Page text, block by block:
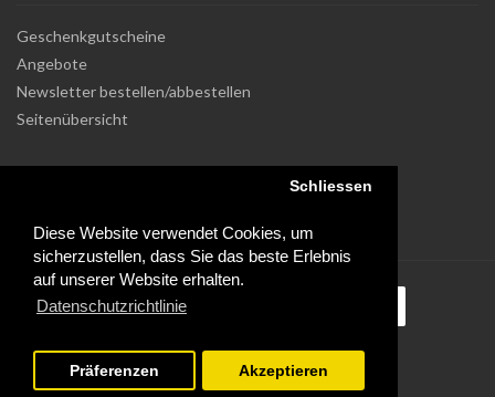
Diese Website verwendet Cookies, um
sicherzustellen, dass Sie das beste Erlebnis
auf unserer Website erhalten.
Datenschutzrichtlinie
Schliessen
Präferenzen Akzeptieren
Geschenkgutscheine
Angebote
Newsletter bestellen/abbestellen
Seitenübersicht
Powered by Dupuis Informatique